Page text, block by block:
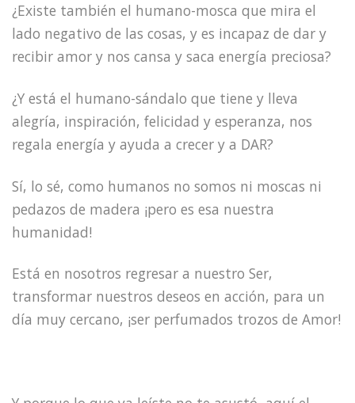
¿Existe también el humano-mosca que mira el
lado negativo de las cosas, y es incapaz de dar y
recibir amor y nos cansa y saca energía preciosa?
¿Y está el humano-sándalo que tiene y lleva
alegría, inspiración, felicidad y esperanza, nos
regala energía y ayuda a crecer y a DAR?
Sí, lo sé, como humanos no somos ni moscas ni
pedazos de madera ¡pero es esa nuestra
humanidad!
Está en nosotros regresar a nuestro Ser,
transformar nuestros deseos en acción, para un
día muy cercano, ¡ser perfumados trozos de Amor!